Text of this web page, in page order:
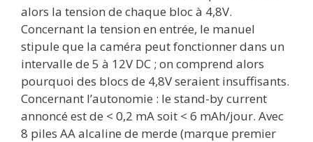
alors la tension de chaque bloc à 4,8V.
Concernant la tension en entrée, le manuel
stipule que la caméra peut fonctionner dans un
intervalle de 5 à 12V DC ; on comprend alors
pourquoi des blocs de 4,8V seraient insuffisants.
Concernant l’autonomie : le stand-by current
annoncé est de < 0,2 mA soit < 6 mAh/jour. Avec
8 piles AA alcaline de merde (marque premier